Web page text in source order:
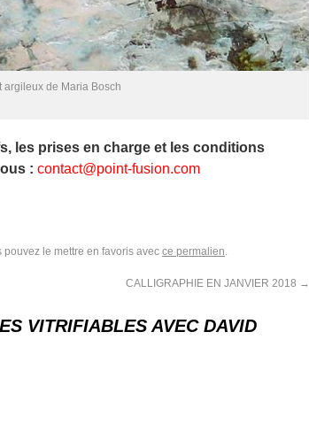
argileux de Maria Bosch
les prises en charge et les conditions
: contact@point-fusion.com
pouvez le mettre en favoris avec ce permalien.
CALLIGRAPHIE EN JANVIER 2018 →
VITRIFIABLES AVEC DAVID